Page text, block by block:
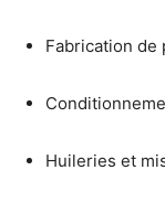
Fabrication de
Huileries et